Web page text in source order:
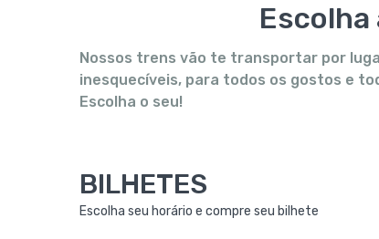
Escolha
Nossos trens vão te transportar por
inesquecíveis, para todos os gostos e
Escolha o seu!
BILHETES
Escolha seu horário e compre seu bilhete